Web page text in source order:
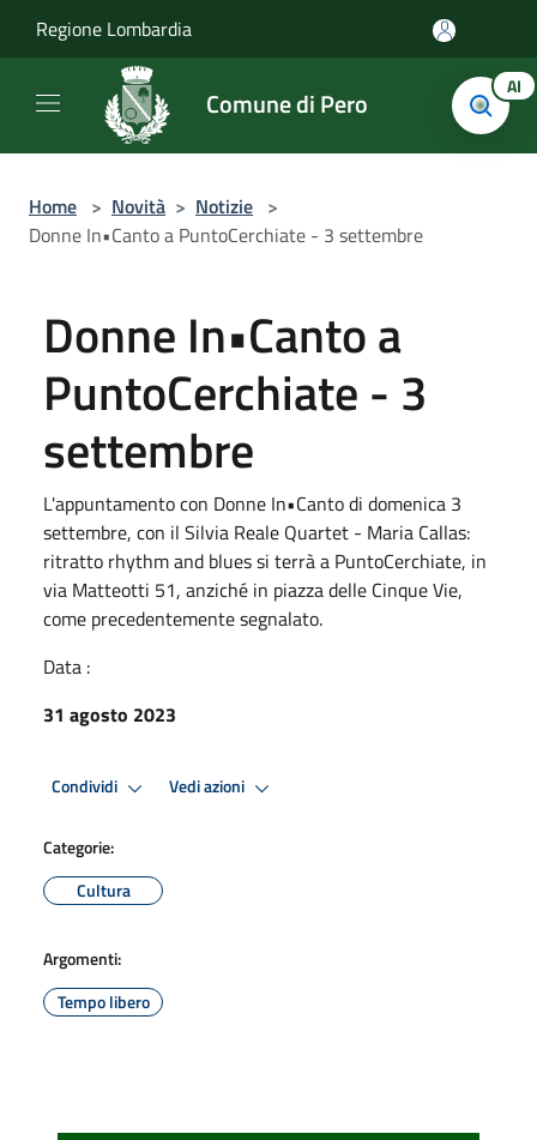
Regione Lombardia
Comune di Pero AI
Home > Novità > Notizie >
Donne In•Canto a PuntoCerchiate - 3 settembre
Donne In•Canto a
PuntoCerchiate - 3
settembre
L'appuntamento con Donne In•Canto di domenica 3
settembre, con il Silvia Reale Quartet - Maria Callas:
ritratto rhythm and blues si terrà a PuntoCerchiate, in
via Matteotti 51, anziché in piazza delle Cinque Vie,
come precedentemente segnalato.
Data :
31 agosto 2023
Condividi Vedi azioni
Categorie:
Cultura
Argomenti:
Tempo libero